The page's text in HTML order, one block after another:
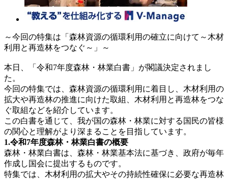
～今回の特集は「森林資源の循環利用の確立に向けて～木材
利用と再造林をつなぐ～」～
本日、「令和7年度森林・林業白書」が閣議決定されまし
た。
今回の特集では、森林資源の循環利用に着目し、木材利用の
拡大や再造林の推進に向けた取組、木材利用と再造林をつな
ぐ取組などを紹介しています。
この白書を通じて、我が国の森林・林業に対する国民の皆様
の関心と理解がより深まることを目指しています。
1.令和7年度森林・林業白書の概要
森林・林業白書は、森林・林業基本法に基づき、政府が毎年
作成し国会に提出するものです。
特集では、木材利用の拡大やその持続性確保に必要な再造林